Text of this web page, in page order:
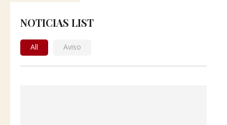
NOTICIAS LIST
All Aviso